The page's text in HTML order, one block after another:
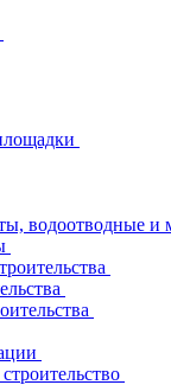
водоотводные и